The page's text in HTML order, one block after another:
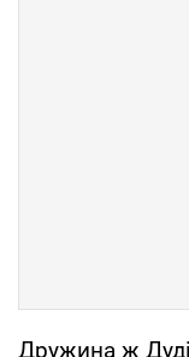
Дружина ж